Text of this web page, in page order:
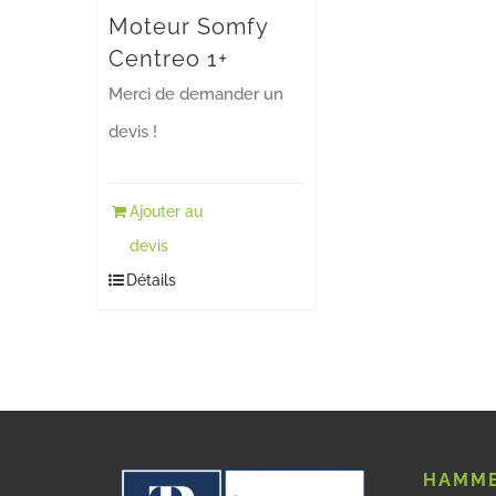
Moteur Somfy
Centreo 1+
Merci de demander un
devis !
Ajouter au
devis
Détails